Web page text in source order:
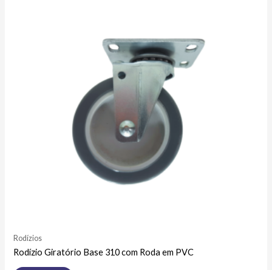
Rodízios
Rodízio Giratório Base 310 com Roda em PVC